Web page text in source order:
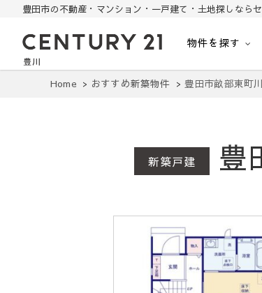
豊田市の不動産・マンション・一戸建て・土地探しなら
豊田市の中古住宅・土地・リノベ
物件を探す
Home おすすめ新築物件 豊田市畝部東
新築戸建 豊